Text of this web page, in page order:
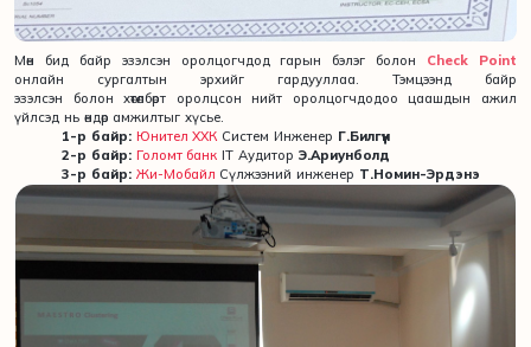
Мөн бид байр эзэлсэн оролцогчдод гарын бэлэг болон Check Point
онлайн сургалтын эрхийг гардууллаа. Тэмцээнд байр
эзэлсэн болон хөтөлбөрт оролцсон нийт оролцогчдодоо цаашдын ажил
үйлсэд нь өндөр амжилтыг хүсье.
1-р байр: Юнител ХХК Cистем Инженер Г.Билгүүн
2-р байр: Голомт банк IT Аудитор Э.Ариунболд
3-р байр: Жи-Мобайл Сүлжээний инженер Т.Номин-Эрдэнэ